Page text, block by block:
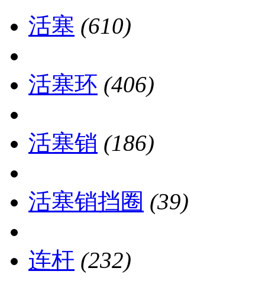
活塞 (610)
活塞环 (406)
活塞销 (186)
活塞销挡圈 (39)
连杆 (232)